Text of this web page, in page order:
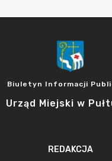
Biuletyn Informacji
Urząd Miejski w
REDAKCJA